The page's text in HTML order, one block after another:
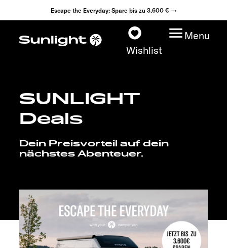
Escape the Everyday: Spare bis zu 3.600 € →
Wishlist
Menu
Modelle
Fahrzeugfinder
Händlersuche
Explore
Service
SUNLIGHT
Deals
Dein Preisvorteil auf dein
nächstes Abenteuer.